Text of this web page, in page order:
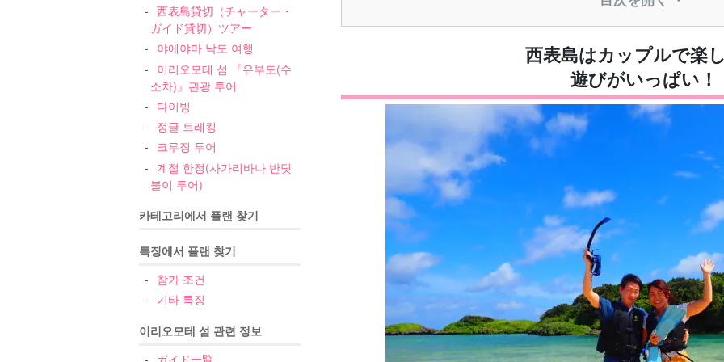
西表島貸切（チャーター・
ガイド貸切）ツアー
야에야마 낙도 여행
이리오모테 섬 『유부도(수
소차)』관광 투어
다이빙
정글 트레킹
크루징 투어
계절 한정(사가리바나 반딧
불이 투어)
카테고리에서 플랜 찾기
특징에서 플랜 찾기
참가 조건
기타 특징
이리오모테 섬 관련 정보
ガイド一覧
SUP（スタンドアップパドル）ツアー
1.5낚시 투어
フェリーチケット付きの セットプランもおすすめ！
2연인과 함께 방문하고 싶은 추천 명소!
피나이사라 폭포
별모래 해변
바라스 섬
2.5하토마 섬
2.6상가라 폭포
うなりざき公園
石垣島からの日帰りの カップルのモデルコース
西表島のカップル旅行に 関するよくある質問（FAQ）
西表島はカップルで楽
遊びがいっぱい！